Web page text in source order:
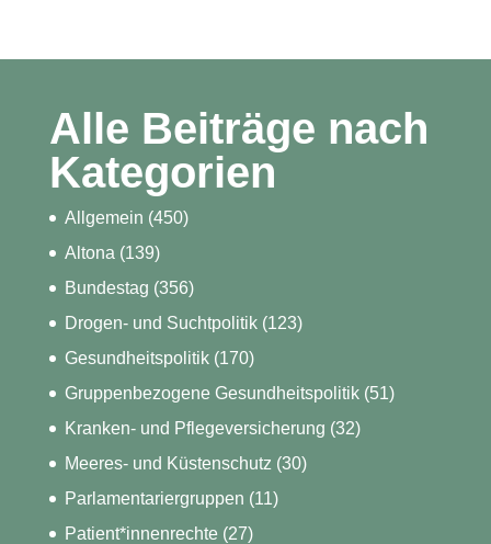
Alle Beiträge nach
Kategorien
Allgemein (450)
Altona (139)
Bundestag (356)
Drogen- und Suchtpolitik(123)
Gesundheitspolitik(170)
Gruppenbezogene Gesundheitspolitik(51)
Kranken- und Pflegeversicherung (32)
Meeres- und Küstenschutz (30)
Parlamentariergruppen (11)
Patient*innenrechte(27)